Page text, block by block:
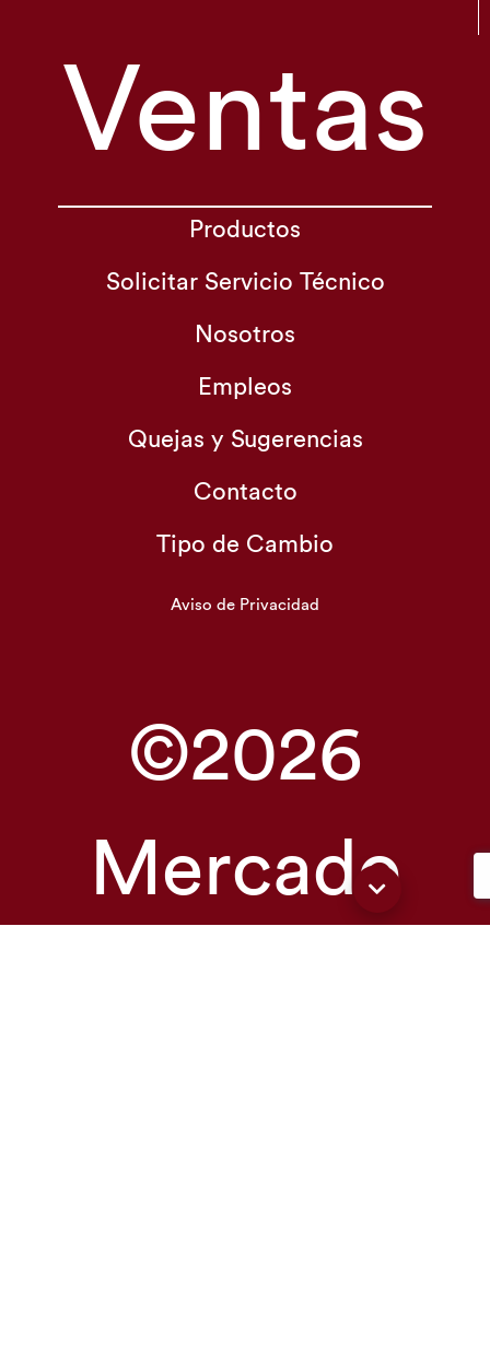
Ventas
Productos
Solicitar Servicio Técnico
Nosotros
Empleos
Quejas y Sugerencias
Contacto
Tipo de Cambio
Aviso de Privacidad
©2026
Mercado